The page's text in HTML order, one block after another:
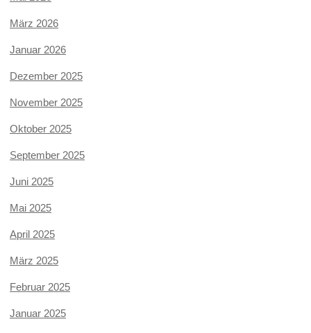
März 2026
Januar 2026
Dezember 2025
November 2025
Oktober 2025
September 2025
Juni 2025
Mai 2025
April 2025
März 2025
Februar 2025
Januar 2025